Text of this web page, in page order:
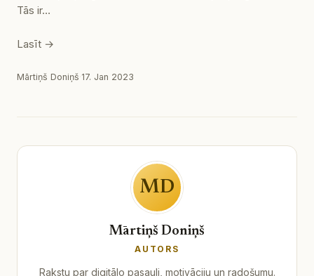
Tās ir…
Lasīt →
Mārtiņš Doniņš·17. Jan 2023
MD
Mārtiņš Doniņš
AUTORS
Rakstu par digitālo pasauli, motivāciju un radošumu.